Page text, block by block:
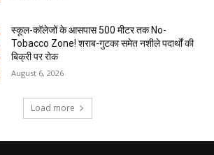
स्कूल-कॉलेजों के आसपास 500 मीटर तक No-
Tobacco Zone! शराब-गुटका समेत नशीले पदार्थों की
बिक्री पर रोक
August 6, 2026
Load more